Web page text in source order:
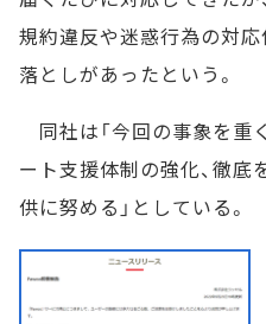
規約違反や迷惑行為の対応
落としがあったという。
同社は「今回の事象を重
ート支援体制の強化、徹底
供に努める」としている。